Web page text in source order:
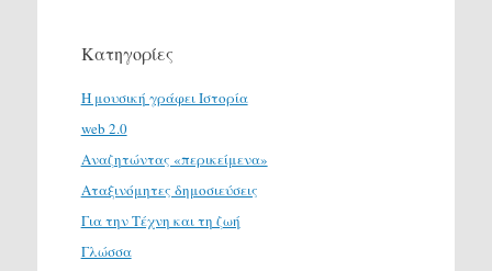
Κατηγορίες
H μουσική γράφει Ιστορία
web 2.0
Αναζητώντας «περικείμενα»
Αταξινόμητες δημοσιεύσεις
Για την Τέχνη και τη ζωή
Γλώσσα